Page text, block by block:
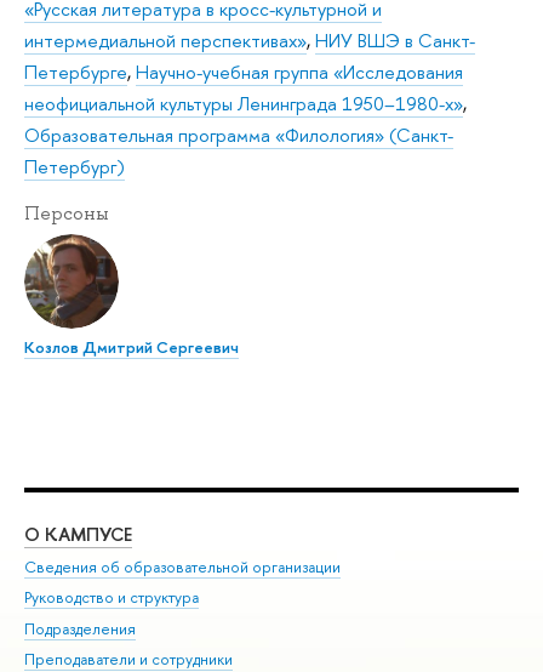
«Русская литература в кросс-культурной и
интермедиальной перспективах»,НИУ ВШЭ в Санкт-
Петербурге,Научно-учебная группа «Исследования
неофициальной культуры Ленинграда 1950–1980-х»,
Образовательная программа «Филология» (Санкт-
Петербург)
Персоны
Козлов Дмитрий Сергеевич
О КАМПУСЕ
Сведения об образовательной организации
Руководство и структура
Подразделения
Преподаватели и сотрудники